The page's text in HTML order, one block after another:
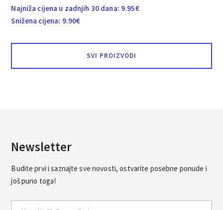
Najniža cijena u zadnjih 30 dana: 9.95€
Snižena cijena: 9.90€
SVI PROIZVODI
Newsletter
Budite prvi i saznajte sve novosti, ostvarite posebne ponude i
još puno toga!